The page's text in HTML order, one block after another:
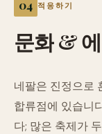
적응하기
문화&
네팔은 진정으로
합류점에 있습니
다; 많은 축제가